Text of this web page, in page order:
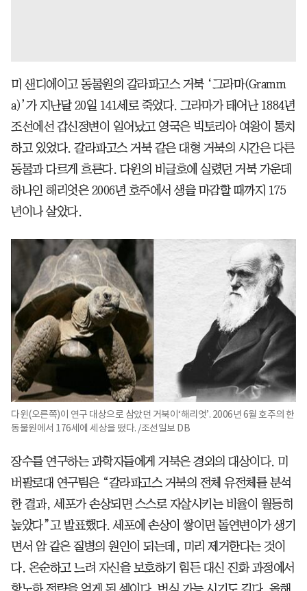
미 샌디에이고 동물원의 갈라파고스 거북 ‘그라마(Gramm
a)’가 지난달 20일 141세로 죽었다. 그라마가 태어난 1884년
조선에선 갑신정변이 일어났고 영국은 빅토리아 여왕이 통치
하고 있었다. 갈라파고스 거북 같은 대형 거북의 시간은 다른
동물과 다르게 흐른다. 다윈의 비글호에 실렸던 거북 가운데
하나인 해리엇은 2006년 호주에서 생을 마감할 때까지 175
년이나 살았다.
다윈(오른쪽)이 연구 대상으로 삼았던 거북이‘해리엇’. 2006년 6월 호주의 한
동물원에서 176세에 세상을 떴다. /조선일보 DB
장수를 연구하는 과학자들에게 거북은 경외의 대상이다. 미
버팔로대 연구팀은 “갈라파고스 거북의 전체 유전체를 분석
한 결과, 세포가 손상되면 스스로 자살시키는 비율이 월등히
높았다”고 발표했다. 세포에 손상이 쌓이면 돌연변이가 생기
면서 암 같은 질병의 원인이 되는데, 미리 제거한다는 것이
다. 온순하고 느려 자신을 보호하기 힘든 대신 진화 과정에서